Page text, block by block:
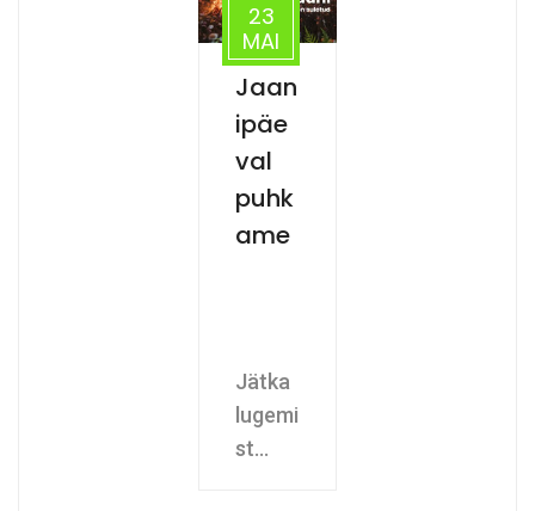
23
MAI
Jaan
ipäe
val
puhk
ame
Jätka
lugemi
st...